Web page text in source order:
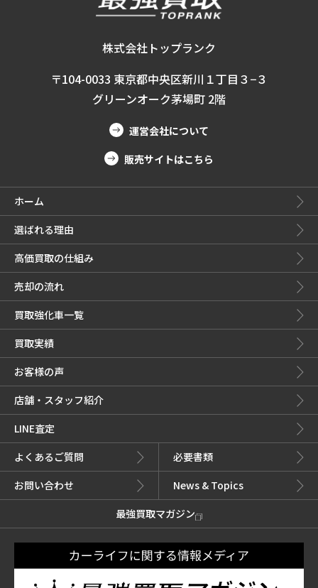
株式会社トップランク
〒104-0033 東京都中央区新川１丁目３−３
グリーンオーク茅場町 2階
運営会社について
販売サイトはこちら
ホーム
選ばれる理由
高価買取の仕組み
売却の流れ
買取強化車一覧
買取実績
お客様の声
店舗・スタッフ紹介
LINE査定
よくあるご質問
必要書類
お問い合わせ
News & Topics
最強買取マガジン